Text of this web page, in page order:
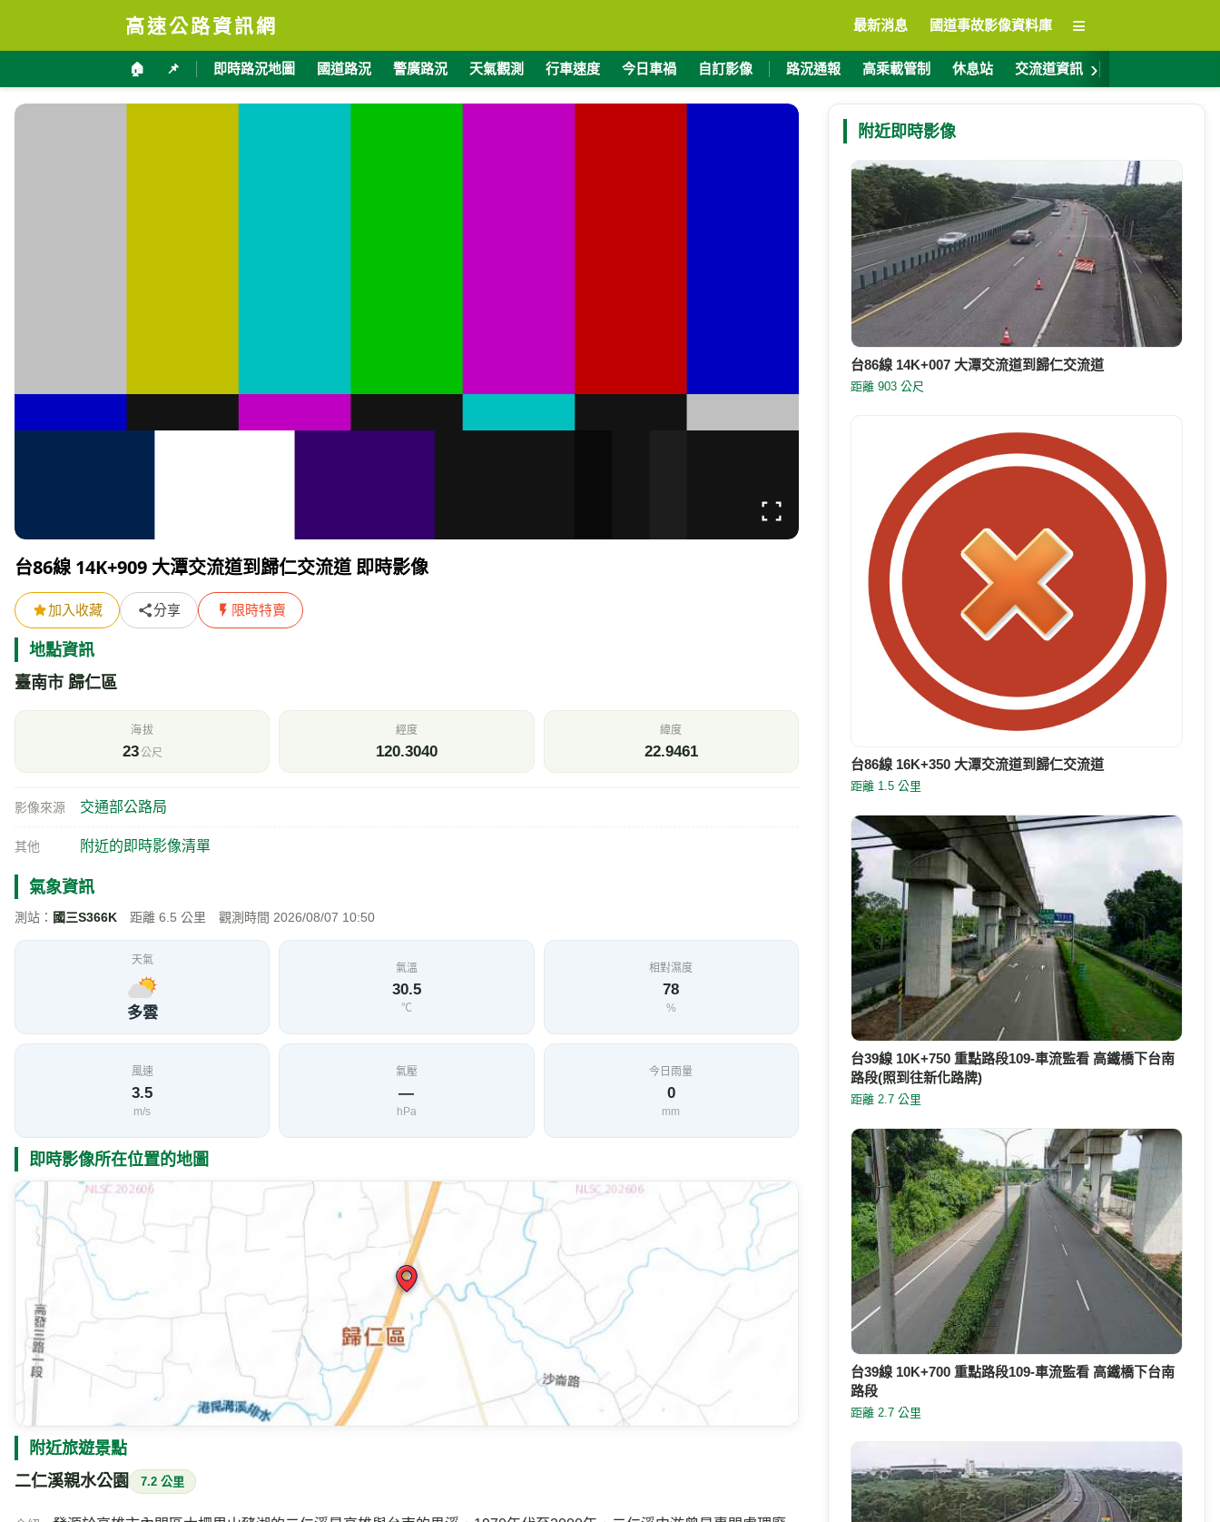
高速公路資訊網 最新消息 國道事故影像資料庫 ≡
🏠 📌 即時路況地圖 國道路況 警廣路況 天氣觀測 行車速度 今日車禍 自訂影像 路況通報 高乘載管制 休息站 交流道資訊 ›
台86線 14K+909 大潭交流道到歸仁交流道 即時影像
加入收藏 分享 限時特賣
地點資訊
臺南市 歸仁區
海拔
23公尺
經度
120.3040
緯度
22.9461
影像來源 交通部公路局
其他 附近的即時影像清單
氣象資訊
測站： 國三S366K 距離 6.5 公里 觀測時間 2026/08/07 10:50
天氣
多雲
氣溫
30.5
℃
相對濕度
78
%
風速
3.5
m/s
氣壓
—
hPa
今日雨量
0
mm
即時影像所在位置的地圖
附近旅遊景點
二仁溪親水公園 7.2 公里
附近即時影像
台86線 14K+007 大潭交流道到歸仁交流道
距離 903 公尺
台86線 16K+350 大潭交流道到歸仁交流道
距離 1.5 公里
台39線 10K+750 重點路段109-車流監看 高鐵橋下台南
路段(照到往新化路牌)
距離 2.7 公里
台39線 10K+700 重點路段109-車流監看 高鐵橋下台南
路段
距離 2.7 公里